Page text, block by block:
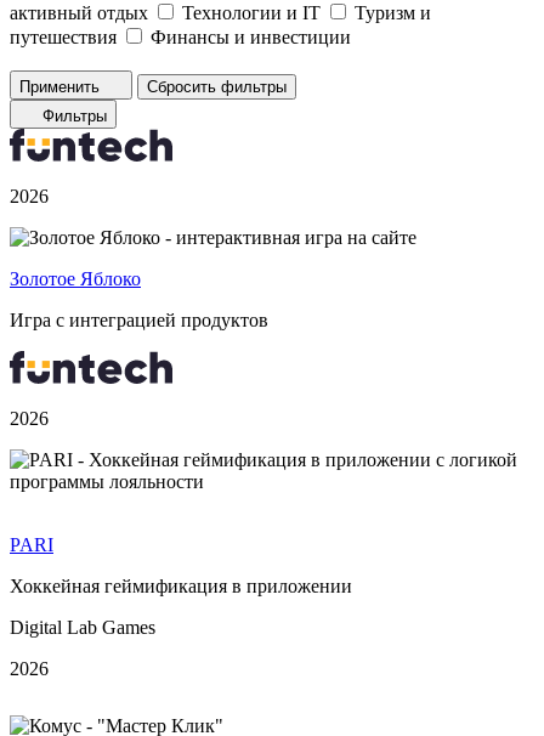
активный отдых
Технологии и IT
Туризм и
путешествия
Финансы и инвестиции
Применить
Сбросить фильтры
Фильтры
2026
Золотое Яблоко
Игра с интеграцией продуктов
2026
PARI
Хоккейная геймификация в приложении
Digital Lab Games
2026